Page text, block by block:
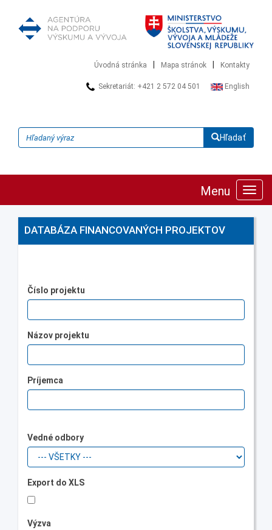
Úvodná stránka Mapa stránok Kontakty
Sekretariát: +421 2 572 04 501 English
Hľadať
Menu
DATABÁZA FINANCOVANÝCH PROJEKTOV
Číslo projektu
Názov projektu
Príjemca
Vedné odbory
Export do XLS
Výzva